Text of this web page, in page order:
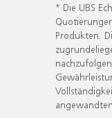
* Die UBS
Produkten.